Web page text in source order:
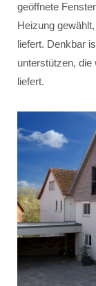
geöffnete
Heizung
liefert. Denkbar
unterstützen,
liefert.